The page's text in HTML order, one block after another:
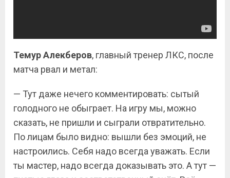
Темур Алекберов, главный тренер ЛКС, после
матча рвал и метал:
— Тут даже нечего комментировать: сытый
голодного не обыграет. На игру мы, можно
сказать, не пришли и сыграли отвратительно.
По лицам было видно: вышли без эмоций, не
настроились. Себя надо всегда уважать. Если
ты мастер, надо всегда доказывать это. А тут —